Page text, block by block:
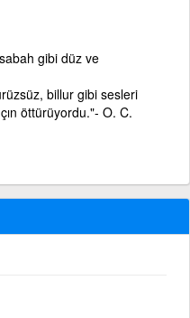
gibi düz ve
billur gibi sesleri
öttürüyordu."- O. C.